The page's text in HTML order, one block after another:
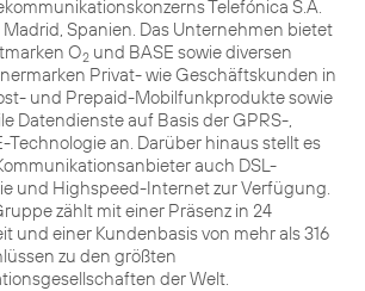
Telefónica S.A.
Spanien. Das Unternehmen bietet
O2 und BASE sowie diversen
Privat- wie Geschäftskunden in
und Prepaid-Mobilfunkprodukte sowie
Datendienste auf Basis der GPRS-,
Technologie an. Darüber hinaus stellt es
auch DSL-
und Highspeed-Internet zur Verfügung.
zählt mit einer Präsenz in 24
und einer Kundenbasis von mehr als 316
zu den größten
der Welt.